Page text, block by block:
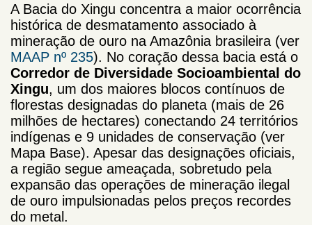
A Bacia do Xingu concentra a maior ocorrência
histórica de desmatamento associado à
mineração de ouro na Amazônia brasileira (ver
MAAP nº 235). No coração dessa bacia está o
Corredor de Diversidade Socioambiental do
Xingu, um dos maiores blocos contínuos de
florestas designadas do planeta (mais de 26
milhões de hectares) conectando 24 territórios
indígenas e 9 unidades de conservação (ver
Mapa Base). Apesar das designações oficiais,
a região segue ameaçada, sobretudo pela
expansão das operações de mineração ilegal
de ouro impulsionadas pelos preços recordes
do metal.